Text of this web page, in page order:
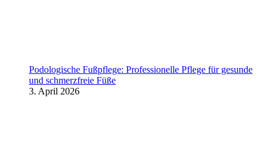
Podologische Fußpflege: Professionelle Pflege für gesunde
und schmerzfreie Füße
3. April 2026